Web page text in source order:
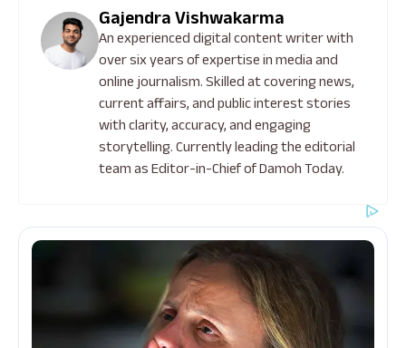
Gajendra Vishwakarma
An experienced digital content writer with
over six years of expertise in media and
online journalism. Skilled at covering news,
current affairs, and public interest stories
with clarity, accuracy, and engaging
storytelling. Currently leading the editorial
team as Editor-in-Chief of Damoh Today.